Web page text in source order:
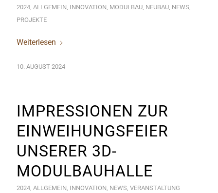
2024, ALLGEMEIN, INNOVATION, MODULBAU, NEUBAU, NEWS,
PROJEKTE
Weiterlesen
10. AUGUST 2024
IMPRESSIONEN ZUR
EINWEIHUNGSFEIER
UNSERER 3D-
MODULBAUHALLE
2024, ALLGEMEIN, INNOVATION, NEWS, VERANSTALTUNG